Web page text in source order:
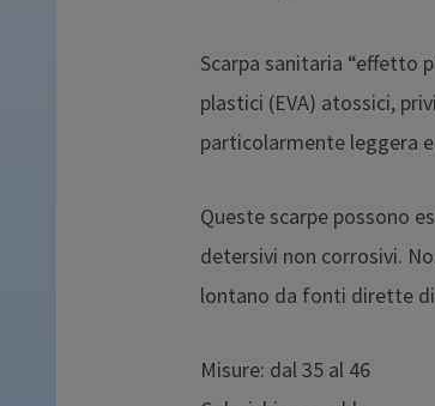
Scarpa sanitaria “effetto
plastici (EVA) atossici,
particolarmente leggera
Queste scarpe possono
detersivi non corrosivi.
lontano da fonti dirette
Misure: dal 35 al 46